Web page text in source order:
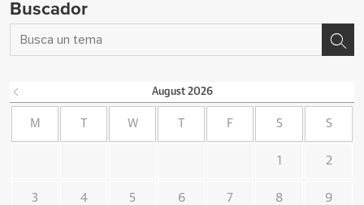
Buscador
August 2026
M W F S S
1 2
3 4 5 6 7 8 9